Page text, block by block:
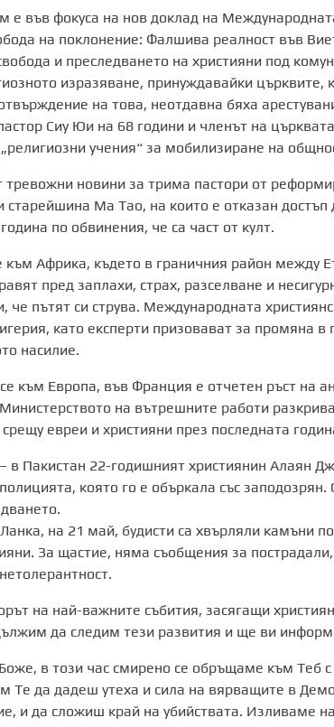
е във фокуса на нов доклад на
на поклонение: Фалшива реалност във
и преследването на християни под
изразяване, принуждавайки църквите,
на това, неотдавна бяха
Сиу Юи на 68 години и членът на
учения“ за мобилизиране на
тревожни новини за трима пастори от
старейшина Ма Тао, на които е отказан достъп
по обвинения, че са част от култ.
Африка, където в граничния район между
пред заплахи, страх, разселване и
че пътят си струва. Международната
като експерти призовават за промяна в
насилие.
към Европа, във Франция е отчетен ръст на
на вътрешните работи
евреи и християни през последната
в Пакистан 22-годишният християнин Алаян
която го е объркала със
на 21 май, будисти са хвърляли камъни
За щастие, няма съобщения за
на най-важните събития, засягащи
да следим тези развития и ще ви
в този час смирено се обръщаме към Теб
Те да дадеш утеха и сила на вярващите в
и да сложиш край на убийствата. Изливаме